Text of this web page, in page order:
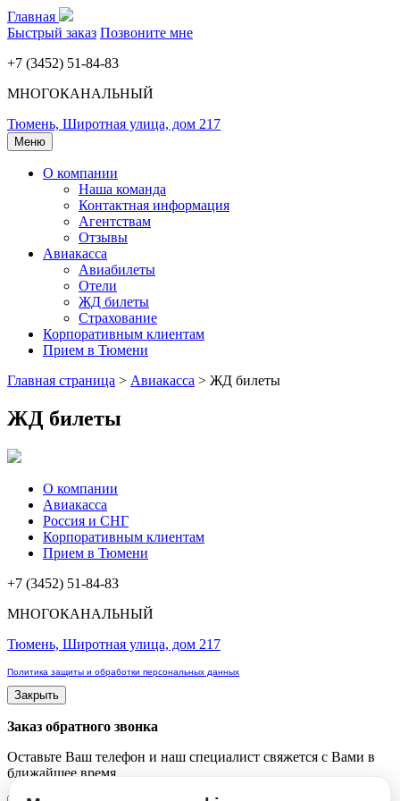
Главная
Быстрый заказ Позвоните мне
+7 (3452) 51-84-83
МНОГОКАНАЛЬНЫЙ
Тюмень, Широтная улица, дом 217
Меню
О компании
Наша команда
Контактная информация
Агентствам
Отзывы
Авиакасса
Авиабилеты
Отели
ЖД билеты
Страхование
Корпоративным клиентам
Прием в Тюмени
Главная страница > Авиакасса > ЖД билеты
ЖД билеты
О компании
Авиакасса
Россия и СНГ
Корпоративным клиентам
Прием в Тюмени
+7 (3452) 51-84-83
МНОГОКАНАЛЬНЫЙ
Тюмень, Широтная улица, дом 217
Политика защиты и обработки персональных данных
Закрыть
Заказ обратного звонка
Оставьте Ваш телефон и наш специалист свяжется с Вами в
ближайшее время